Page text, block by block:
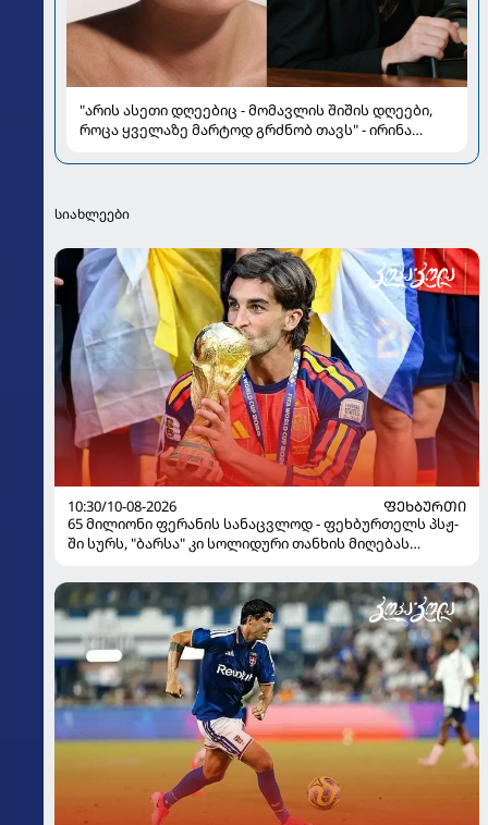
"არის ასეთი დღეებიც - მომავლის შიშის დღეები,
როცა ყველაზე მარტოდ გრძნობ თავს" - ირინა
სიახლეები
10:30/10-08-2026
ᲤᲔᲮᲑᲣᲠᲗᲘ
65 მილიონი ფერანის სანაცვლოდ - ფეხბურთელს პსჟ-
ში სურს, "ბარსა" კი სოლიდური თანხის მიღებას